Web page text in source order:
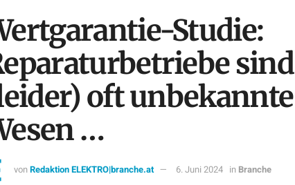
Studie:
sind
oft unbekannte
…
vonRedaktion ELEKTRO|branche.at 6. Juni 2024 in Branche